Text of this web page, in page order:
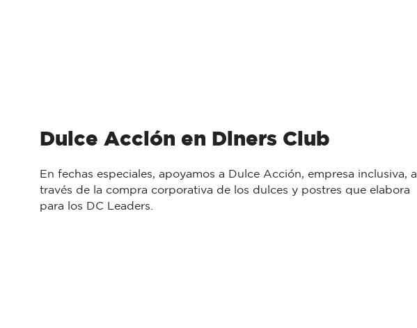
Dulce Acción en Diners Club​
En fechas especiales, apoyamos a Dulce Acción, empresa inclusiva, a
través de la compra corporativa de los dulces y postres que elabora
para los DC Leaders.